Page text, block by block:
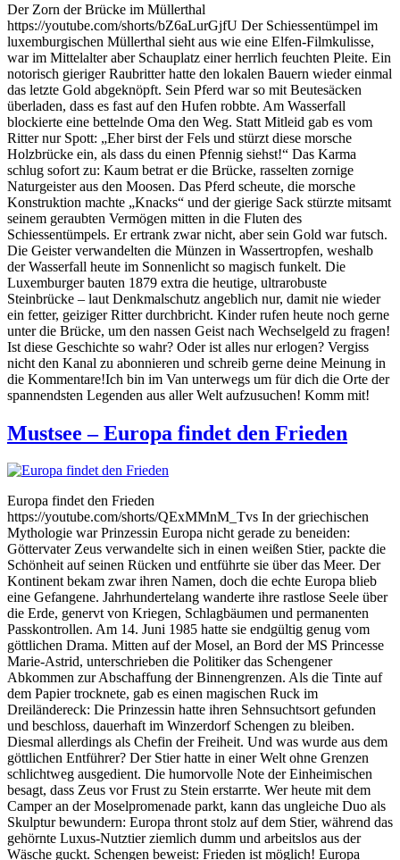
Der Zorn der Brücke im Müllerthal
https://youtube.com/shorts/bZ6aLurGjfU Der Schiessentümpel im
luxemburgischen Müllerthal sieht aus wie eine Elfen-Filmkulisse,
war im Mittelalter aber Schauplatz einer herrlich feuchten Pleite. Ein
notorisch gieriger Raubritter hatte den lokalen Bauern wieder einmal
das letzte Gold abgeknöpft. Sein Pferd war so mit Beutesäcken
überladen, dass es fast auf den Hufen robbte. Am Wasserfall
blockierte eine bettelnde Oma den Weg. Statt Mitleid gab es vom
Ritter nur Spott: „Eher birst der Fels und stürzt diese morsche
Holzbrücke ein, als dass du einen Pfennig siehst!“ Das Karma
schlug sofort zu: Kaum betrat er die Brücke, rasselten zornige
Naturgeister aus den Moosen. Das Pferd scheute, die morsche
Konstruktion machte „Knacks“ und der gierige Sack stürzte mitsamt
seinem geraubten Vermögen mitten in die Fluten des
Schiessentümpels. Er ertrank zwar nicht, aber sein Gold war futsch.
Die Geister verwandelten die Münzen in Wassertropfen, weshalb
der Wasserfall heute im Sonnenlicht so magisch funkelt. Die
Luxemburger bauten 1879 extra die heutige, ultrarobuste
Steinbrücke – laut Denkmalschutz angeblich nur, damit nie wieder
ein fetter, geiziger Ritter durchbricht. Kinder rufen heute noch gerne
unter die Brücke, um den nassen Geist nach Wechselgeld zu fragen!
Ist diese Geschichte so wahr? Oder ist alles nur erlogen? Vergiss
nicht den Kanal zu abonnieren und schreib gerne deine Meinung in
die Kommentare!Ich bin im Van unterwegs um für dich die Orte der
spannendsten Legenden aus aller Welt aufzusuchen! Komm mit!
Mustsee – Europa findet den Frieden
Europa findet den Frieden
https://youtube.com/shorts/QExMMnM_Tvs In der griechischen
Mythologie war Prinzessin Europa nicht gerade zu beneiden:
Göttervater Zeus verwandelte sich in einen weißen Stier, packte die
Schönheit auf seinen Rücken und entführte sie über das Meer. Der
Kontinent bekam zwar ihren Namen, doch die echte Europa blieb
eine Gefangene. Jahrhundertelang wanderte ihre rastlose Seele über
die Erde, genervt von Kriegen, Schlagbäumen und permanenten
Passkontrollen. Am 14. Juni 1985 hatte sie endgültig genug vom
göttlichen Drama. Mitten auf der Mosel, an Bord der MS Princesse
Marie-Astrid, unterschrieben die Politiker das Schengener
Abkommen zur Abschaffung der Binnengrenzen. Als die Tinte auf
dem Papier trocknete, gab es einen magischen Ruck im
Dreiländereck: Die Prinzessin hatte ihren Sehnsuchtsort gefunden
und beschloss, dauerhaft im Winzerdorf Schengen zu bleiben.
Diesmal allerdings als Chefin der Freiheit. Und was wurde aus dem
göttlichen Entführer? Der Stier hatte in einer Welt ohne Grenzen
schlichtweg ausgedient. Die humorvolle Note der Einheimischen
besagt, dass Zeus vor Frust zu Stein erstarrte. Wer heute mit dem
Camper an der Moselpromenade parkt, kann das ungleiche Duo als
Skulptur bewundern: Europa thront stolz auf dem Stier, während das
gehörnte Luxus-Nutztier ziemlich dumm und arbeitslos aus der
Wäsche guckt. Schengen beweist: Frieden ist möglich! Europa